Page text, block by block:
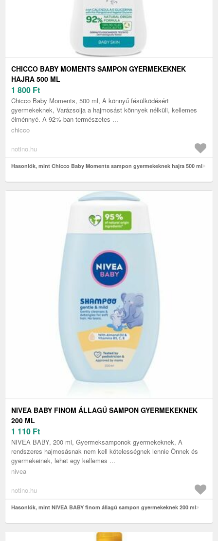
CHICCO BABY MOMENTS SAMPON GYERMEKEKNEK
HAJRA 500 ML
1 800 Ft
Chicco Baby Moments, 500 ml, A könnyű fésülködésért
gyermekeknek, Varázsolja a hajmosást könnyek nélküli, kellemes
élménnyé. A 92%-ban természetes ...
chicco
notino.hu
Hasonlók, mint Chicco Baby Moments sampon gyermekeknek hajra 500 ml
NIVEA BABY FINOM ÁLLAGÚ SAMPON GYERMEKEKNEK
200 ML
1 110 Ft
NIVEA BABY, 200 ml, Gyermeksamponok gyermekeknek, A
rendszeres hajmosásnak nem kell kötelességnek lennie Önnek és
gyermekeinek, lehet egy kellemes ...
nivea
notino.hu
Hasonlók, mint NIVEA BABY finom állagú sampon gyermekeknek 200 ml